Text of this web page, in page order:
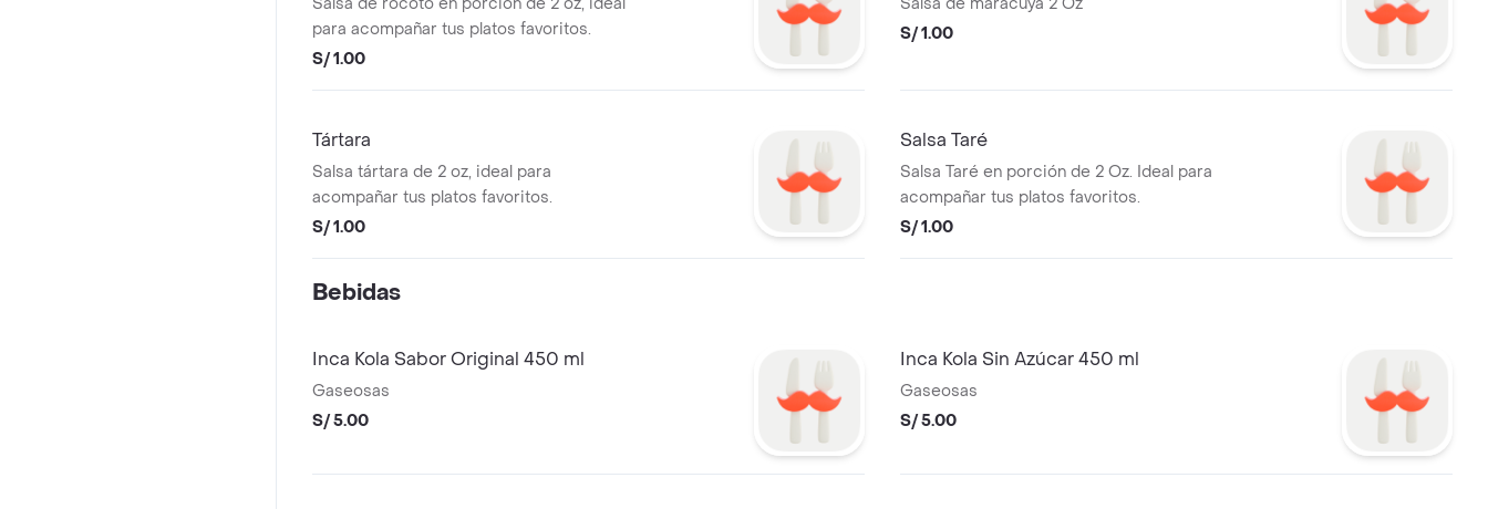
para acompañar tus platos favoritos.
S/ 1.00
S/ 1.00
Tártara
Salsa tártara de 2 oz, ideal para
acompañar tus platos favoritos.
S/ 1.00
Salsa Taré
Salsa Taré en porción de 2 Oz. Ideal para
acompañar tus platos favoritos.
S/ 1.00
Bebidas
Inca Kola Sabor Original 450 ml
Gaseosas
S/ 5.00
Inca Kola Sin Azúcar 450 ml
Gaseosas
S/ 5.00